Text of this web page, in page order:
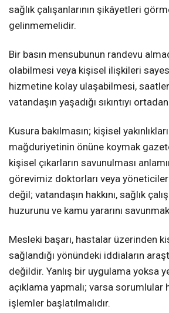
sağlık çalışanlarının şikâyetleri
gelinmemelidir.
Bir basın mensubunun randevu
olabilmesi veya kişisel ilişkileri
hizmetine kolay ulaşabilmesi,
vatandaşın yaşadığı sıkıntıyı
Kusura bakılmasın; kişisel
mağduriyetinin önüne koymak
kişisel çıkarların savunulması
görevimiz doktorları veya
değil; vatandaşın hakkını, sağlık
huzurunu ve kamu yararını
Mesleki başarı, hastalar üzerinden
sağlandığı yönündeki iddiaların
değildir. Yanlış bir uygulama yoksa
açıklama yapmalı; varsa sorumlular
işlemler başlatılmalıdır.